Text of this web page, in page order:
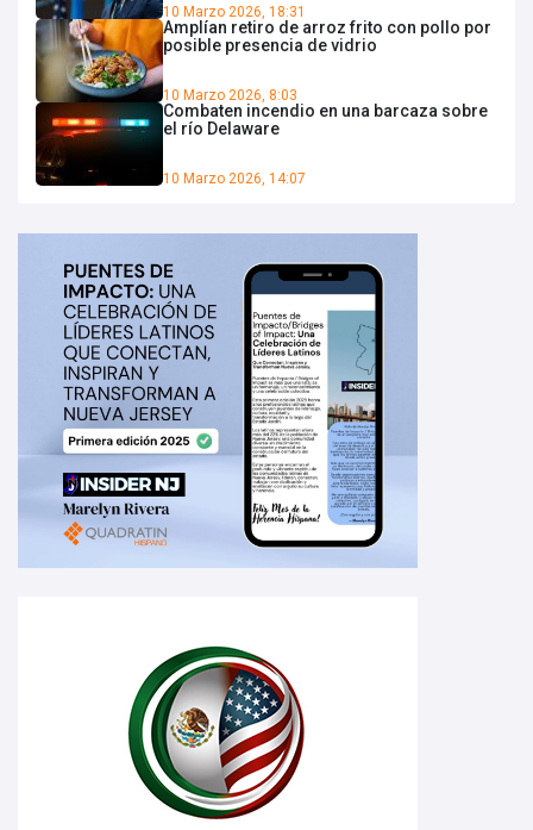
10 Marzo 2026, 18:31
Amplían retiro de arroz frito con pollo por
posible presencia de vidrio
10 Marzo 2026, 8:03
Combaten incendio en una barcaza sobre
el río Delaware
10 Marzo 2026, 14:07